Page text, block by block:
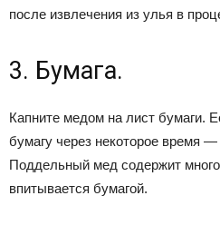
после извлечения из улья в
3. Бумага.
Капните медом на лист бумаги.
бумагу через некоторое время
Поддельный мед содержит
впитывается бумагой.